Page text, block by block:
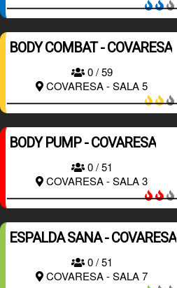
BODY COMBAT - COVARESA
0 / 59
COVARESA - SALA 5
BODY PUMP - COVARESA
0 / 51
COVARESA - SALA 3
ESPALDA SANA - COVARESA
0 / 51
COVARESA - SALA 7